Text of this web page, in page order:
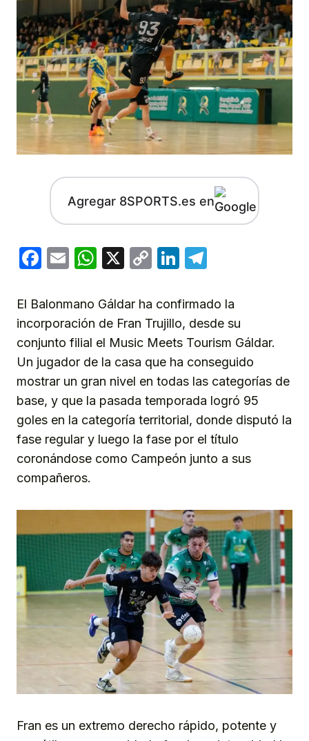
Agregar 8SPORTS.es en
Facebook
EmailWhatsApp
X
CopyLinkedIn
El Balonmano Gáldar ha confirmado la
incorporación de Fran Trujillo, desde su
conjunto filial el Music Meets Tourism Gáldar.
Un jugador de la casa que ha conseguido
mostrar un gran nivel en todas las categorías de
base, y que la pasada temporada logró 95
goles en la categoría territorial, donde disputó la
fase regular y luego la fase por el título
coronándose como Campeón junto a sus
compañeros.
Fran es un extremo derecho rápido, potente y